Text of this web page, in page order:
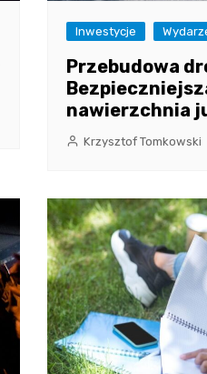
Inwestycje
Przebudowa
nawierzchnia
Krzysztof Tomkowski